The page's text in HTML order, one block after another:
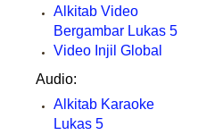
Alkitab Video
Bergambar Lukas 5
Video Injil Global
Audio:
Alkitab Karaoke
Lukas 5